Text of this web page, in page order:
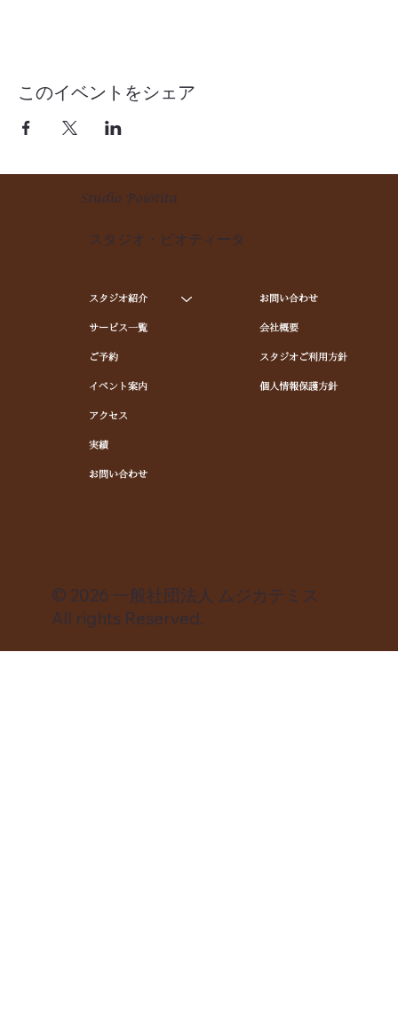
このイベントをシェア
Studio Poiótita
スタジオ・ピオティータ
© 2026 一般社団法人 ムジカテミス
All rights Reserved.
お問い合わせ
会社概要
スタジオご利用方針
個人情報保護方針
スタジオ紹介
サービス一覧
ご予約
イベント案内
アクセス
実績
お問い合わせ